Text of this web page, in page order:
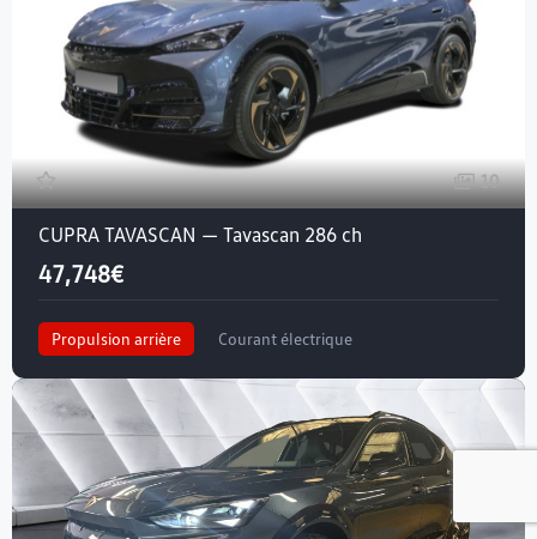
10
CUPRA TAVASCAN — Tavascan 286 ch
47,748€
Propulsion arrière Courant électrique